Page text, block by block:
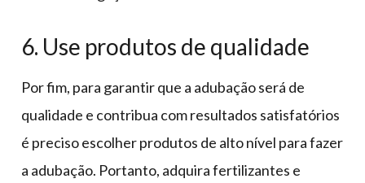
6. Use produtos de qualidade
Por fim, para garantir que a adubação será de
qualidade e contribua com resultados satisfatórios
é preciso escolher produtos de alto nível para fazer
a adubação. Portanto, adquira fertilizantes e